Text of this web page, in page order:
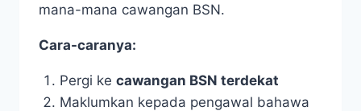
mana-mana cawangan BSN.
Cara-caranya:
Pergi ke cawangan BSN terdekat
Maklumkan kepada pengawal bahawa